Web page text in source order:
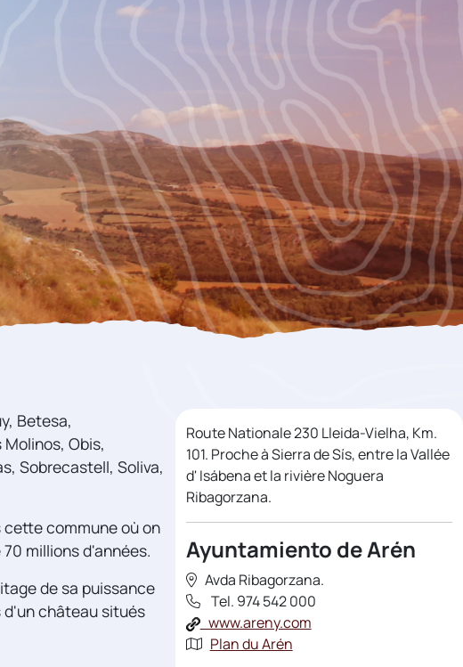
Betesa,
Obis,
Sobrecastell, Soliva,
commune où on
millions d'années.
de sa puissance
d'un château situés
Route Nationale 230 Lleida-Vielha, Km.
101. Proche à Sierra de Sís, entre la Vallée
d' Isábena et la rivière Noguera
Ribagorzana.
Ayuntamiento de Arén
Avda Ribagorzana.
Tel. 974 542 000
www.areny.com
Plan du Arén